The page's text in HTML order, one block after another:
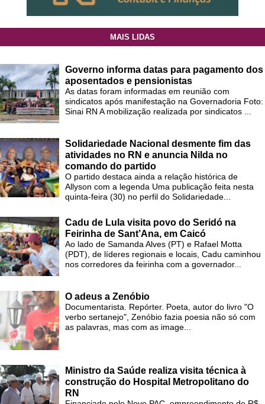
MAIS LIDAS
Governo informa datas para pagamento dos
aposentados e pensionistas
As datas foram informadas em reunião com
sindicatos após manifestação na Governadoria Foto:
Sinai RN A mobilização realizada por sindicatos ...
Solidariedade Nacional desmente fim das
atividades no RN e anuncia Nilda no
comando do partido
O partido destaca ainda a relação histórica de
Allyson com a legenda Uma publicação feita nesta
quinta-feira (30) no perfil do Solidariedade...
Cadu de Lula visita povo do Seridó na
Feirinha de Sant’Ana, em Caicó
Ao lado de Samanda Alves (PT) e Rafael Motta
(PDT), de líderes regionais e locais, Cadu caminhou
nos corredores da feirinha com a governador...
O adeus a Zenóbio
Documentarista. Repórter. Poeta, autor do livro "O
verbo sertanejo", Zenóbio fazia poesia não só com
as palavras, mas com as image...
Ministro da Saúde realiza visita técnica à
construção do Hospital Metropolitano do
RN